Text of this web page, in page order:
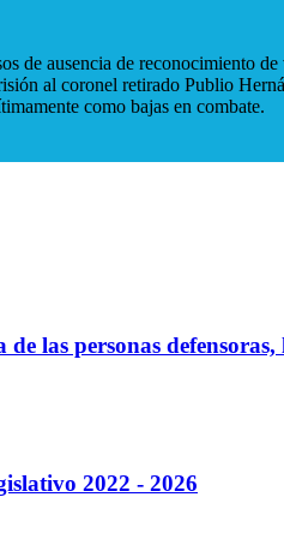
de ausencia de reconocimiento
al coronel retirado Publio
como bajas en combate.
las personas defensoras,
2022 - 2026